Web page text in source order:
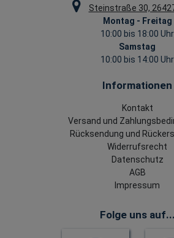
Steinstraße 30,
Montag - Freitag
10:00 bis 18:00 Uhr
Samstag
10:00 bis 14:00 Uhr
Informationen
Kontakt
Versand und
Rücksendung und
Widerrufsrecht
Datenschutz
AGB
Impressum
Folge uns auf...